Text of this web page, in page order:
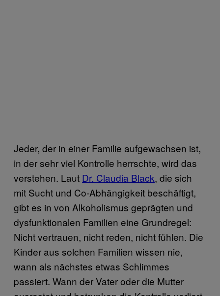
Jeder, der in einer Familie aufgewachsen ist,
in der sehr viel Kontrolle herrschte, wird das
verstehen. Laut Dr. Claudia Black, die sich
mit Sucht und Co-Abhängigkeit beschäftigt,
gibt es in von Alkoholismus geprägten und
dysfunktionalen Familien eine Grundregel:
Nicht vertrauen, nicht reden, nicht fühlen. Die
Kinder aus solchen Familien wissen nie,
wann als nächstes etwas Schlimmes
passiert. Wann der Vater oder die Mutter